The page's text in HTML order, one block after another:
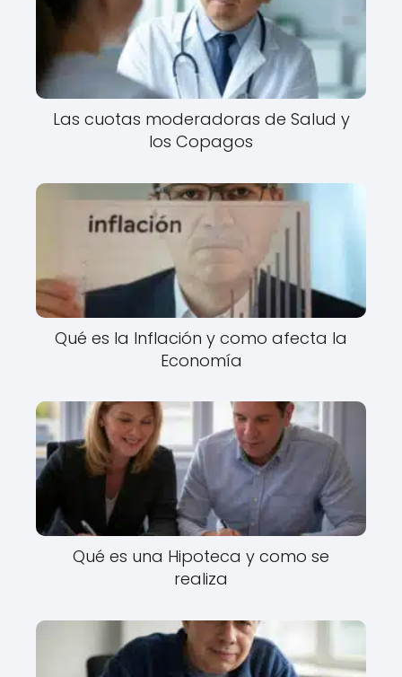
Las cuotas moderadoras de Salud y
los Copagos
Qué es la Inflación y como afecta la
Economía
Qué es una Hipoteca y como se
realiza